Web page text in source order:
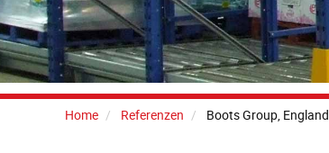
Home Referenzen Boots Group, England